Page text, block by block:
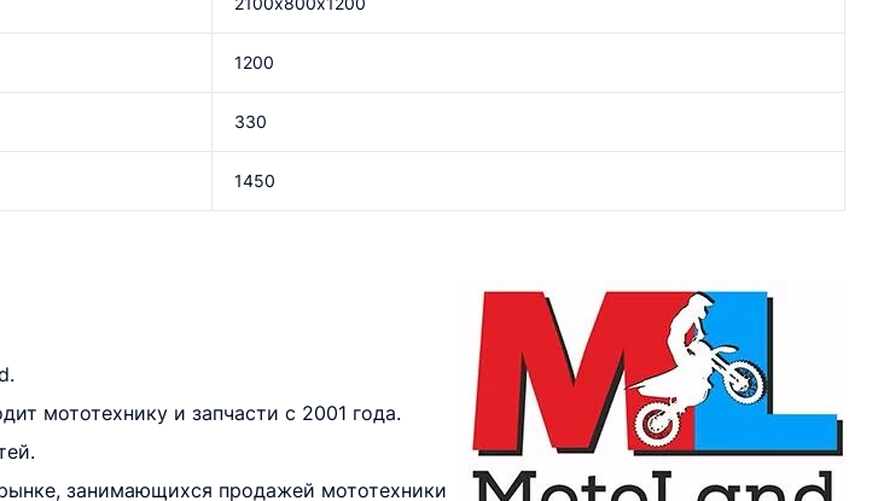
1200
330
1450
мототехнику и запчасти с 2001 года.
занимающихся продажей мототехники